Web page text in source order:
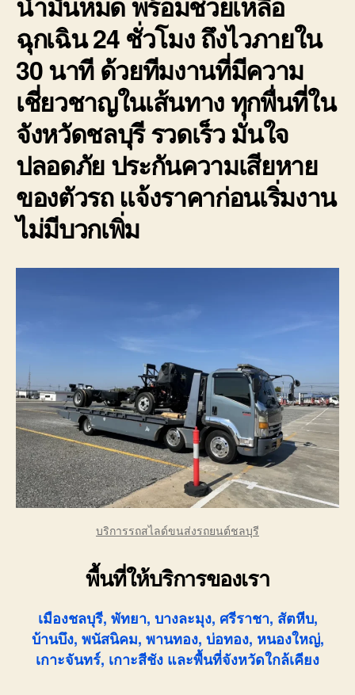
ฉุกเฉิน 24 ชั่วโมง ถึงไวภายใน
30 นาที ด้วยทีมงานที่มีความ
เชี่ยวชาญในเส้นทาง ทุกพื่นที่ใน
จังหวัดชลบุรี รวดเร็ว มั่นใจ
ปลอดภัย ประกันความเสียหาย
ของตัวรถ แจ้งราคาก่อนเริ่มงาน
ไม่มีบวกเพิ่ม
บริการรถสไลด์ขนส่งรถยนต์ชลบุรี
พื้นที่ให้บริการของเรา
เมืองชลบุรี, พัทยา, บางละมุง, ศรีราชา, สัตหีบ,
บ้านบึง, พนัสนิคม, พานทอง, บ่อทอง, หนองใหญ่,
เกาะจันทร์, เกาะสีชัง และพื้นที่จังหวัดใกล้เคียง